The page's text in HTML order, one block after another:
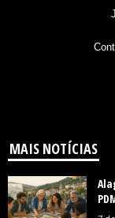
MAIS NOTÍCIAS